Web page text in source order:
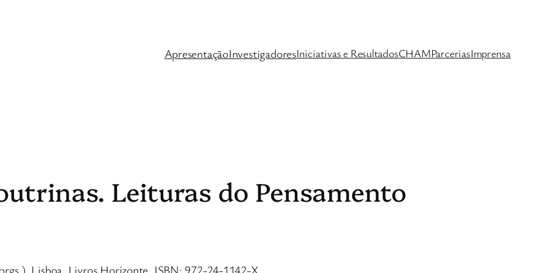
ApresentaçãoInvestigadoresIniciativas e ResultadosCHAMParceriasImprensa
Leituras do Pensamento
Lisboa, Livros Horizonte. ISBN: 972-24-1142-X